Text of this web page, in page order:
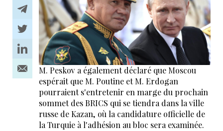
M. Peskov a également déclaré que Moscou
espérait que M. Poutine et M. Erdogan
pourraient s'entretenir en marge du prochain
sommet des BRICS qui se tiendra dans la ville
russe de Kazan, où la candidature officielle de
la Turquie à l'adhésion au bloc sera examinée.